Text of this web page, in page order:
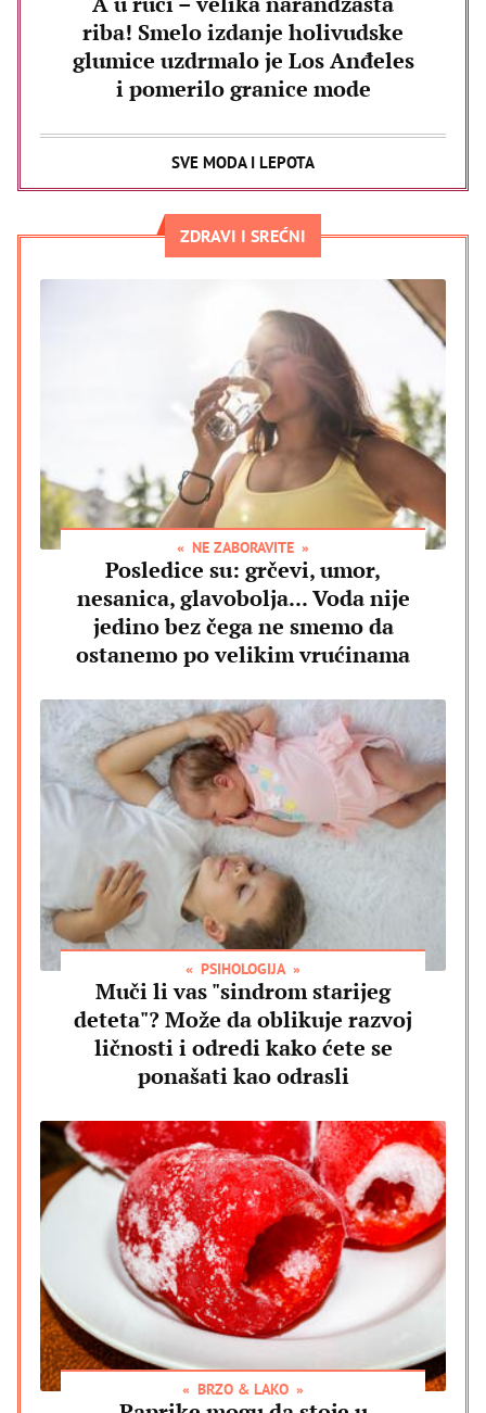
riba! Smelo izdanje holivudske
glumice uzdrmalo je Los Anđeles
i pomerilo granice mode
SVE MODA I LEPOTA
ZDRAVI I SREĆNI
NE ZABORAVITE
Posledice su: grčevi, umor,
nesanica, glavobolja... Voda nije
jedino bez čega ne smemo da
ostanemo po velikim vrućinama
PSIHOLOGIJA
Muči li vas "sindrom starijeg
deteta"? Može da oblikuje razvoj
ličnosti i odredi kako ćete se
ponašati kao odrasli
BRZO & LAKO